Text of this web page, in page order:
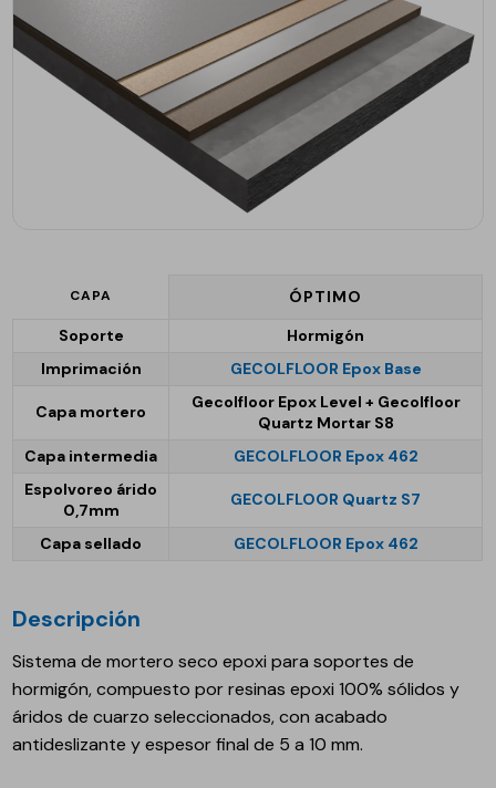
CAPA
ÓPTIMO
Soporte
Hormigón
Imprimación
GECOLFLOOR Epox Base
Capa mortero
Gecolfloor Epox Level + Gecolfloor
Quartz Mortar S8
Capa intermedia
GECOLFLOOR Epox 462
Espolvoreo árido
0,7mm
GECOLFLOOR Quartz S7
Capa sellado GECOLFLOOR Epox 462
Descripción
Sistema de mortero seco epoxi para soportes de
hormigón, compuesto por resinas epoxi 100% sólidos y
áridos de cuarzo seleccionados, con acabado
antideslizante y espesor final de 5 a 10 mm.